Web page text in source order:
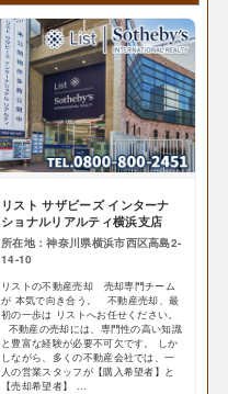
リスト サザビーズ インターナ
ショナルリアルティ横浜支店
所在地：神奈川県横浜市西区高島2-
14-10
リストの不動産売却 売却専門チーム
が 本気で向き合う。 不動産売却、最
初の一歩は リストへお任せください。
不動産の売却には、専門性の高い知識
と豊富な経験が必要不可欠です。 しか
しながら、多くの不動産会社では、一
人の営業スタッフが【購入希望者】と
【売却希望者】 ...